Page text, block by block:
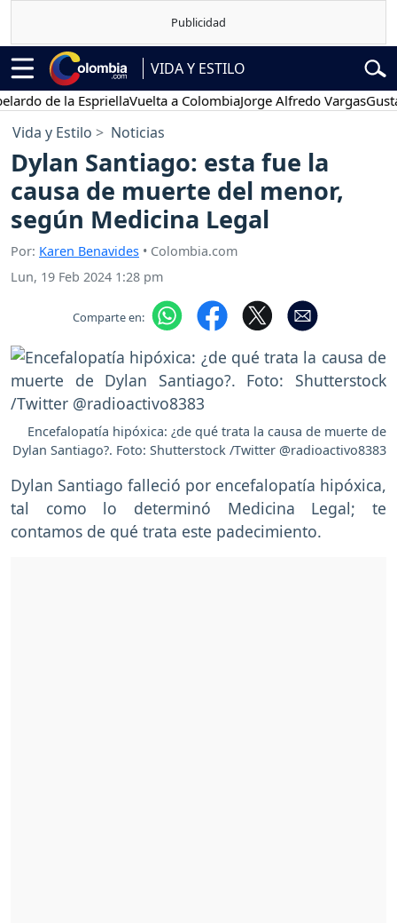
VIDA Y ESTILO
de la EspriellaVuelta a ColombiaJorge Alfredo VargasGustavo
Vida y Estilo Noticias
Dylan Santiago: esta fue la
causa de muerte del menor,
según Medicina Legal
Por: Karen Benavides • Colombia.com
Lun, 19 Feb 2024 1:28 pm
Comparte en:
Encefalopatía hipóxica: ¿de qué trata la causa de muerte de
Dylan Santiago?. Foto: Shutterstock /Twitter @radioactivo8383
Dylan Santiago falleció por encefalopatía hipóxica,
tal como lo determinó Medicina Legal; te
contamos de qué trata este padecimiento.